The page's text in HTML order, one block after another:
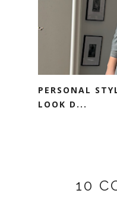
PERSONAL
LOOK D...
10